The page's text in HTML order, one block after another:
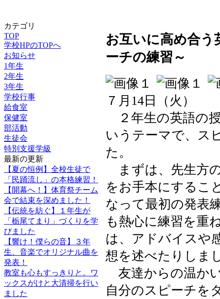
カテゴリ
TOP
学校HPのTOPへ
お知らせ
1年生
2年生
3年生
学校行事
給食室
保健室
部活動
生徒会
特別支援学級
最新の更新
【夏の恒例】全校生徒で
「民踊流し」の本格練習！
【開幕へ！】体育祭チーム
会で結束を深めました！
【伝統を紡ぐ】１年生が
「栃尾てまり」づくりを学
びました
【響け！僕らの音】３年
生、音楽でオリジナル曲を
発表！
教室も心もすっきりと。ワ
ックスがけと大清掃を行い
ました
お互いに高め合う
ーチの練習～
７月14日（火）
２年生の英語の
いうテーマで、ス
た。
まずは、先生方
をお手本にするこ
なって最初の発表
も熱心に練習を重
は、アドバイスや
想を述べたりしま
友達からの温か
自分のスピーチを